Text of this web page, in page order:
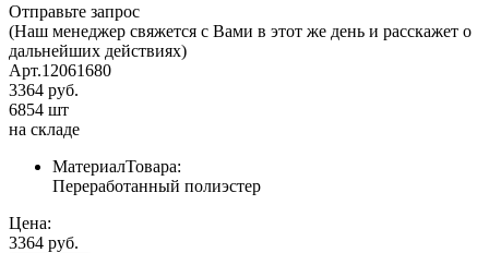
Отправьте запрос
(Наш менеджер свяжется с Вами в этот же день и расскажет о
дальнейших действиях)
Арт.12061680
3364 руб.
6854 шт
на складе
МатериалТовара:
Переработанный полиэстер
Цена:
3364 руб.